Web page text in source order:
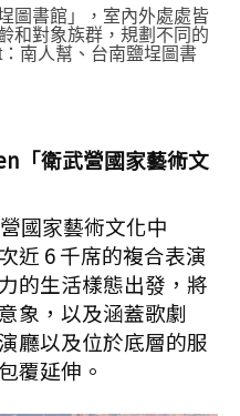
圖書館」，室內外處處皆
和對象族群，規劃不同的
南人幫、台南鹽埕圖書
「衛武營國家藝術文
國家藝術文化中
近 6 千席的複合表演
的生活樣態出發，將
象，以及涵蓋歌劇
廳以及位於底層的服
覆延伸。